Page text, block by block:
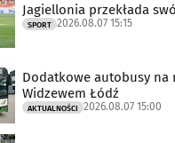
Jagiellonia przekłada
SPORT 2026.08.07 15:15
Dodatkowe autobusy na
Widzewem Łódź
AKTUALNOŚCI 2026.08.07 15:00